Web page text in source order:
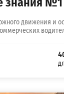
движения и